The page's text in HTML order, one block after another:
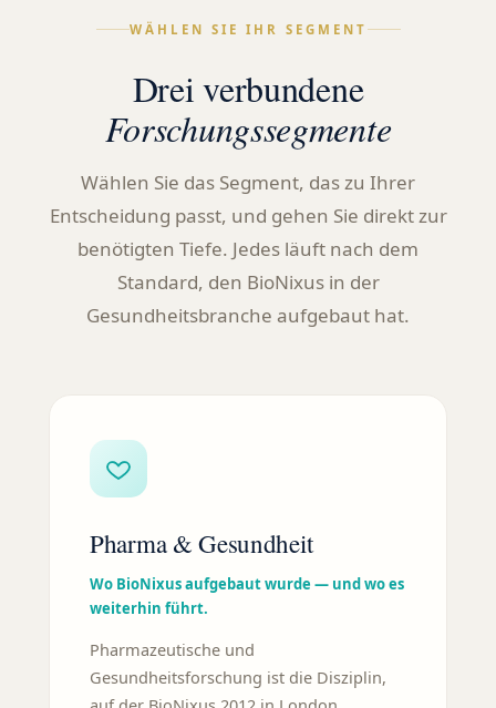
WÄHLEN SIE IHR SEGMENT
Drei verbundene
Forschungssegmente
Wählen Sie das Segment, das zu Ihrer
Entscheidung passt, und gehen Sie direkt zur
benötigten Tiefe. Jedes läuft nach dem
Standard, den BioNixus in der
Gesundheitsbranche aufgebaut hat.
Pharma & Gesundheit
Wo BioNixus aufgebaut wurde — und wo es
weiterhin führt.
Pharmazeutische und
Gesundheitsforschung ist die Disziplin,